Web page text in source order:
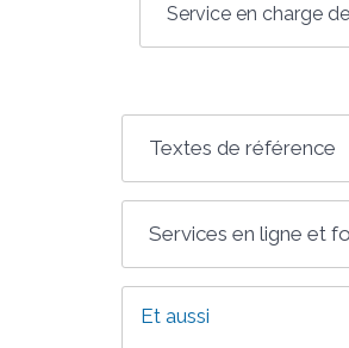
Service en charge
Textes de référence
Services en ligne et
Et aussi